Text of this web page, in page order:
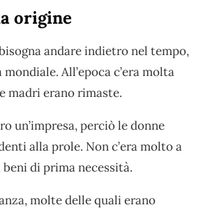
origine
andare indietro nel tempo,
All’epoca c’era molta
madri erano rimaste.
un’impresa, perciò le donne
alla prole. Non c’era molto a
di prima necessità.
molte delle quali erano